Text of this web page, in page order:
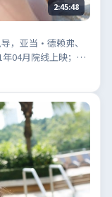
2:45:48
，亚当·德赖弗、
04月院线上映；类
适合检索「日本喜